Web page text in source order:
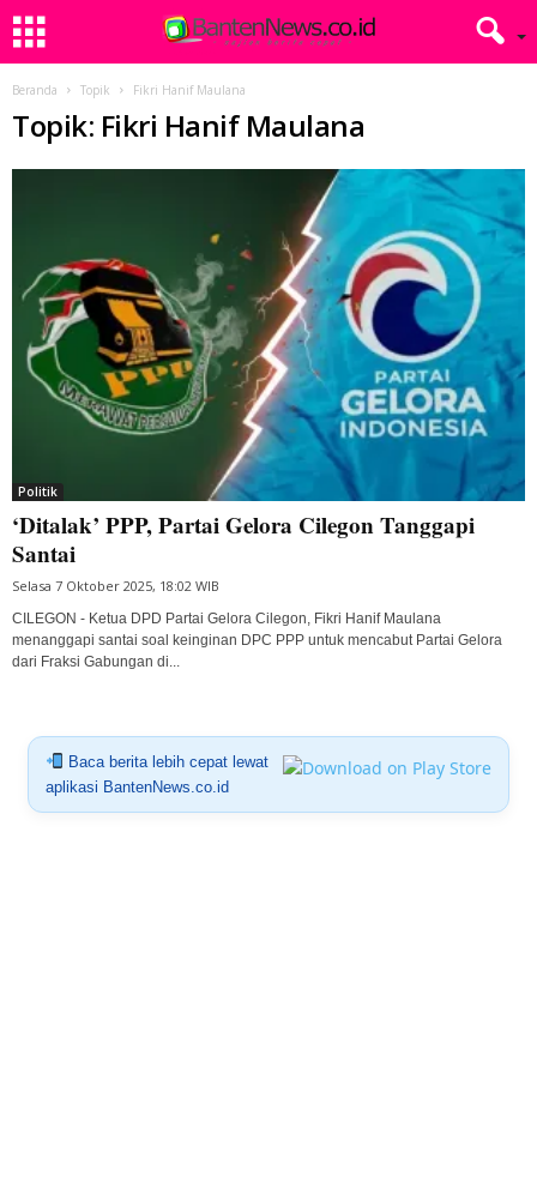
Beranda Topik Fikri Hanif Maulana
Topik: Fikri Hanif Maulana
Politik
‘Ditalak’ PPP, Partai Gelora Cilegon Tanggapi
Santai
Selasa 7 Oktober 2025, 18:02 WIB
CILEGON - Ketua DPD Partai Gelora Cilegon, Fikri Hanif Maulana
menanggapi santai soal keinginan DPC PPP untuk mencabut Partai Gelora
dari Fraksi Gabungan di...
Baca berita lebih cepat lewat
aplikasi BantenNews.co.id